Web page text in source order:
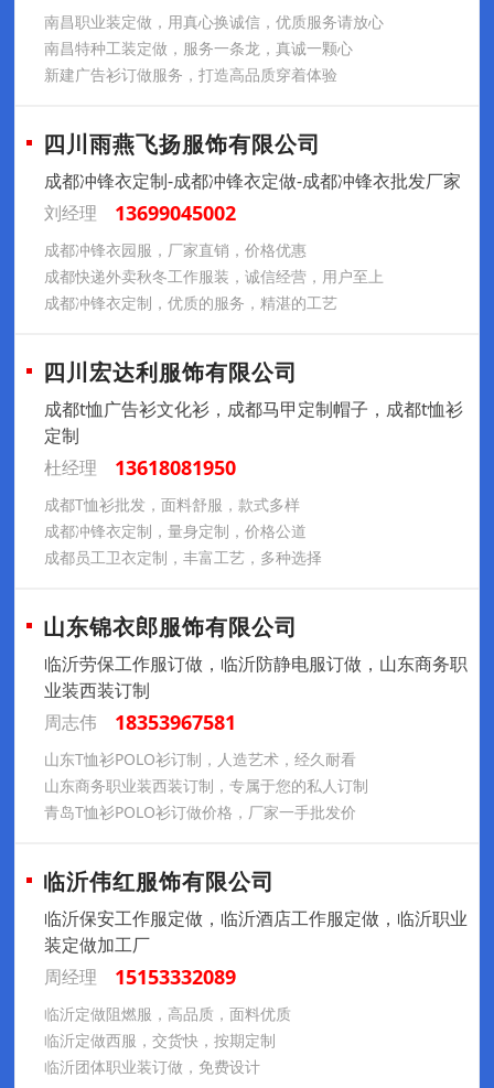
南昌职业装定做，用真心换诚信，优质服务请放心
南昌特种工装定做，服务一条龙，真诚一颗心
新建广告衫订做服务，打造高品质穿着体验
四川雨燕飞扬服饰有限公司
成都冲锋衣定制-成都冲锋衣定做-成都冲锋衣批发厂家
刘经理
13699045002
成都冲锋衣园服，厂家直销，价格优惠
成都快递外卖秋冬工作服装，诚信经营，用户至上
成都冲锋衣定制，优质的服务，精湛的工艺
四川宏达利服饰有限公司
成都t恤广告衫文化衫，成都马甲定制帽子，成都t恤衫
定制
杜经理
13618081950
成都T恤衫批发，面料舒服，款式多样
成都冲锋衣定制，量身定制，价格公道
成都员工卫衣定制，丰富工艺，多种选择
山东锦衣郎服饰有限公司
临沂劳保工作服订做，临沂防静电服订做，山东商务职
业装西装订制
周志伟
18353967581
山东T恤衫POLO衫订制，人造艺术，经久耐看
山东商务职业装西装订制，专属于您的私人订制
青岛T恤衫POLO衫订做价格，厂家一手批发价
临沂伟红服饰有限公司
临沂保安工作服定做，临沂酒店工作服定做，临沂职业
装定做加工厂
周经理
15153332089
临沂定做阻燃服，高品质，面料优质
临沂定做西服，交货快，按期定制
临沂团体职业装订做，免费设计